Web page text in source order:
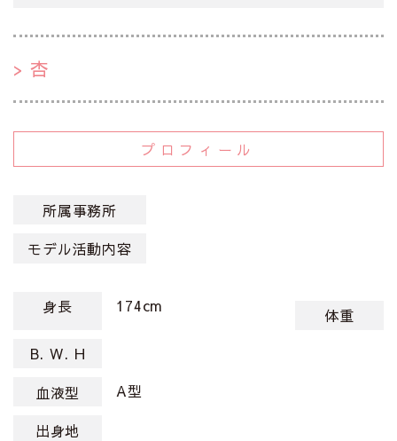
杏
プロフィール
所属事務所
モデル活動内容
身長 174cm
体重
B. W. H
血液型
A型
出身地